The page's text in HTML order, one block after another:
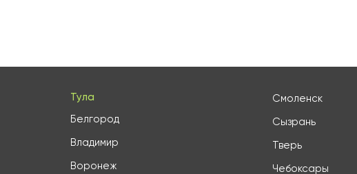
Тула
Белгород
Владимир
Воронеж
Смоленск
Сызрань
Тверь
Чебоксары